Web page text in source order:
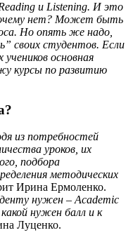
и Listening. И это
нет? Может быть
Но опять же надо,
своих студентов. Если
основная
курсы по развитию
из потребностей
уроков, их
подбора
методических
Ирина Ермоленко.
нужен – Academic
нужен балл и к
Луценко.